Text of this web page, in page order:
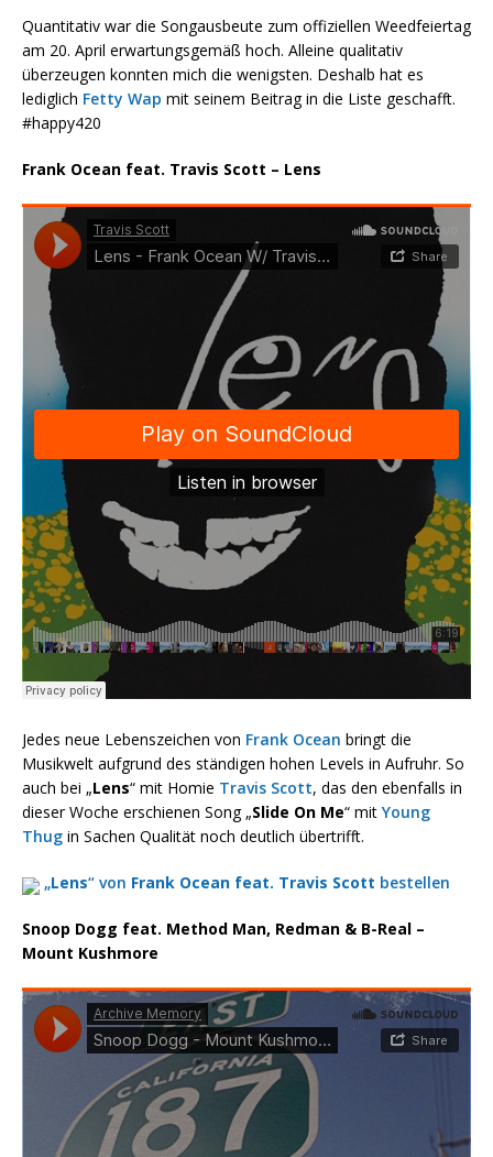
Quantitativ war die Songausbeute zum offiziellen Weedfeiertag
am 20. April erwartungsgemäß hoch. Alleine qualitativ
überzeugen konnten mich die wenigsten. Deshalb hat es
lediglich Fetty Wap mit seinem Beitrag in die Liste geschafft.
#happy420
Frank Ocean feat. Travis Scott – Lens
Jedes neue Lebenszeichen von Frank Ocean bringt die
Musikwelt aufgrund des ständigen hohen Levels in Aufruhr. So
auch bei „Lens“ mit Homie Travis Scott, das den ebenfalls in
dieser Woche erschienen Song „Slide On Me“ mitYoung
Thug in Sachen Qualität noch deutlich übertrifft.
„Lens“ von Frank Ocean feat. Travis Scott bestellen
Snoop Dogg feat. Method Man, Redman & B-Real –
Mount Kushmore